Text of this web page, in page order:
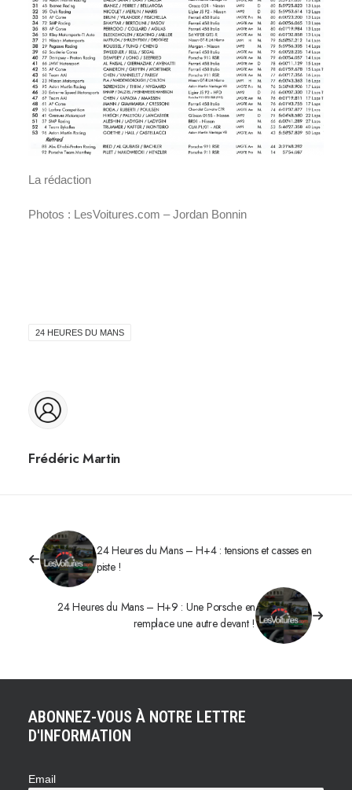
La rédaction
Photos : LesVoitures.com – Jordan Bonnin
24 HEURES DU MANS
Frédéric Martin
24 Heures du Mans – H+4 : tensions et casses en
piste !
24 Heures du Mans – H+9 : Une Porsche en
remplace une autre devant !
ABONNEZ-VOUS À NOTRE LETTRE
D'INFORMATION
Email